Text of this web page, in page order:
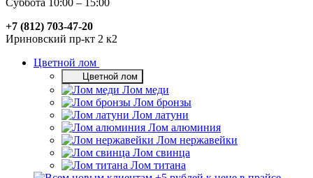
Суббота 10:00 – 15:00
+7 (812) 703-47-20
Ириновский пр-кт 2 к2
Цветной лом
Цветной лом
Лом меди
Лом бронзы
Лом латуни
Лом алюминия
Лом нержавейки
Лом свинца
Лом титана